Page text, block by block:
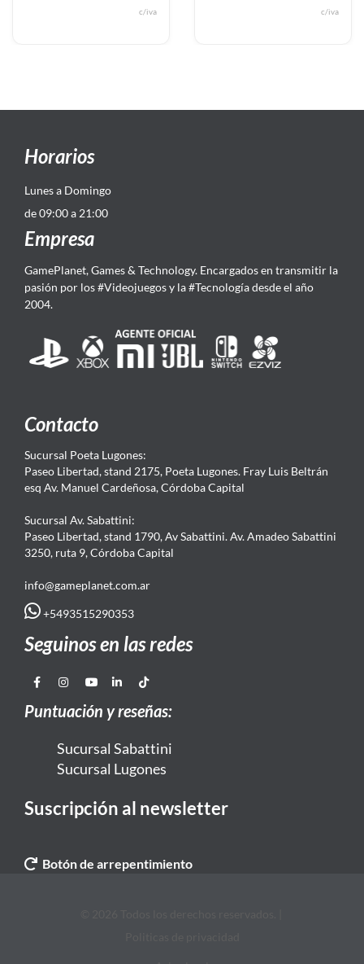
c/iva c/iva
Horarios
Lunes a Domingo
de 09:00 a 21:00
Empresa
GamePlanet, Games & Technology. Encargados en transmitir la
pasión por los #Videojuegos y la #Tecnología desde el año
2004.
Contacto
Sucursal Poeta Lugones:
Paseo Libertad, stand 2175, Poeta Lugones. Fray Luis Beltrán
esq Av. Manuel Cardeñosa, Córdoba Capital
Sucursal Av. Sabattini:
Paseo Libertad, stand 1790, Av Sabattini. Av. Amadeo Sabattini
3250, ruta 9, Córdoba Capital
info@gameplanet.com.ar
+5493515290353
Seguinos en las redes
Puntuación y reseñas:
Sucursal Sabattini
Sucursal Lugones
Suscripción al newsletter
Botón de arrepentimiento